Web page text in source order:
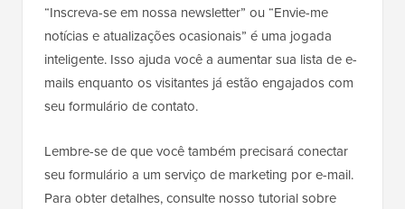
“Inscreva-se em nossa newsletter” ou “Envie-me
notícias e atualizações ocasionais” é uma jogada
inteligente. Isso ajuda você a aumentar sua lista de e-
mails enquanto os visitantes já estão engajados com
seu formulário de contato.
Lembre-se de que você também precisará conectar
seu formulário a um serviço de marketing por e-mail.
Para obter detalhes, consulte nosso tutorial sobre